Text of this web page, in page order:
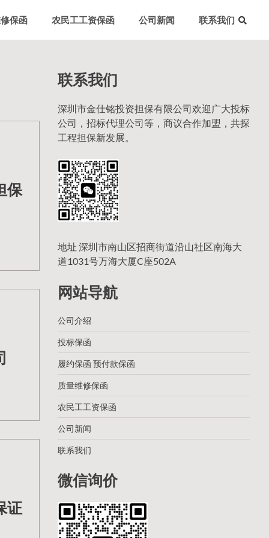
保函 农民工工资保函 公司新闻 联系我们
保
证
联系我们
深圳市金仕铭投资担保有限公司欢迎广大投标
公司，招标代理公司等，商议合作加盟，共探
工程担保新发展。
地址 深圳市南山区招商街道沿山社区南海大
道1031号万海大厦C座502A
网站导航
公司介绍
投标保函
履约保函 预付款保函
质量维修保函
农民工工资保函
公司新闻
联系我们
微信询价